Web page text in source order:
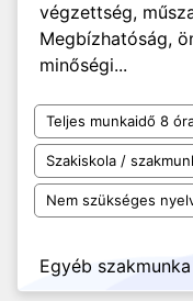
végzettség,
Megbízhatóság,
minőségi...
Teljes munkaidő 8
Szakiskola /
Nem szükséges
Egyéb szakmunka